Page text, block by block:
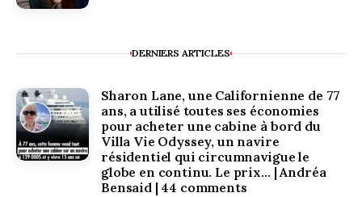
DERNIERS ARTICLES
Sharon Lane, une Californienne de 77
ans, a utilisé toutes ses économies
pour acheter une cabine à bord du
Villa Vie Odyssey, un navire
résidentiel qui circumnavigue le
globe en continu. Le prix… | Andréa
Bensaid | 44 comments